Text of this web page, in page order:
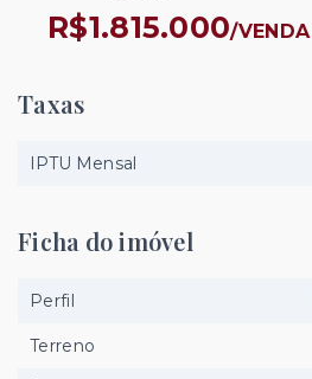
R$1.815.000/VENDA
Taxas
IPTU Mensal
Ficha do imóvel
Perfil
Terreno